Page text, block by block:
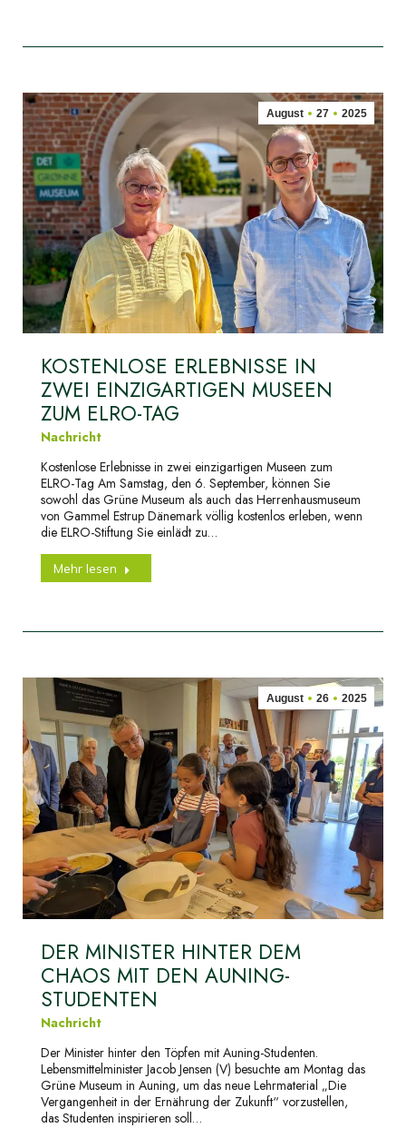
August 27 2025
KOSTENLOSE ERLEBNISSE IN
ZWEI EINZIGARTIGEN MUSEEN
ZUM ELRO-TAG
Nachricht
Kostenlose Erlebnisse in zwei einzigartigen Museen zum
ELRO-Tag Am Samstag, den 6. September, können Sie
sowohl das Grüne Museum als auch das Herrenhausmuseum
von Gammel Estrup Dänemark völlig kostenlos erleben, wenn
die ELRO-Stiftung Sie einlädt zu…
Mehr lesen
August 26 2025
DER MINISTER HINTER DEM
CHAOS MIT DEN AUNING-
STUDENTEN
Nachricht
Der Minister hinter den Töpfen mit Auning-Studenten.
Lebensmittelminister Jacob Jensen (V) besuchte am Montag das
Grüne Museum in Auning, um das neue Lehrmaterial „Die
Vergangenheit in der Ernährung der Zukunft“ vorzustellen,
das Studenten inspirieren soll…